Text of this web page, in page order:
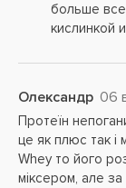
больше
кислинкой
Олександр 06
Протеїн
це як плюс так і
Whey то його
міксером, але